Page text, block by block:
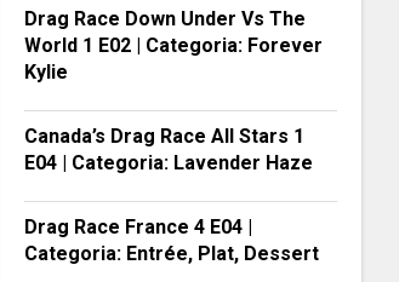
Drag Race Down Under Vs The
World 1 E02 | Categoria: Forever
Kylie
Canada’s Drag Race All Stars 1
E04 | Categoria: Lavender Haze
Drag Race France 4 E04 |
Categoria: Entrée, Plat, Dessert